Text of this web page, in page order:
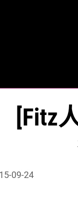
[Fitz
09-24